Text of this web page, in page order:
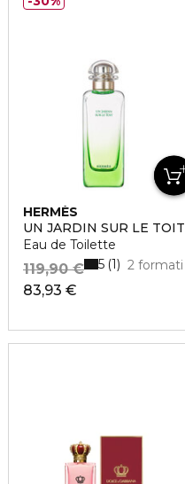
HERMÈS
UN JARDIN SUR LE TOIT
Eau de Toilette
83,93 €
119,90 € 2 formati
5 1